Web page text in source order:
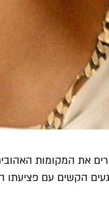
את המקומות
הקשים עם